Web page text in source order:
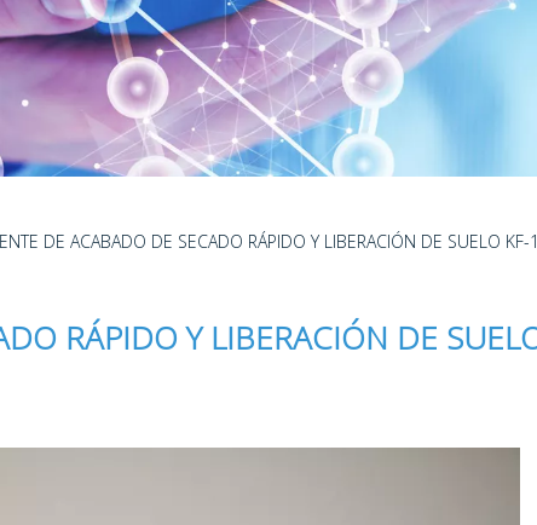
DE ACABADO DE SECADO RÁPIDO Y LIBERACIÓN DE SUELO
RÁPIDO Y LIBERACIÓN DE